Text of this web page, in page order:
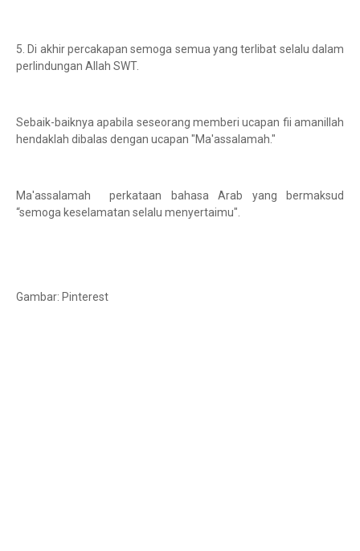
5. Di akhir percakapan semoga semua yang terlibat selalu dalam
perlindungan Allah SWT.
Sebaik-baiknya apabila seseorang memberi ucapan fii amanillah
hendaklah dibalas dengan ucapan "Ma'assalamah."
Ma'assalamah perkataan bahasa Arab yang bermaksud
“semoga keselamatan selalu menyertaimu".
Gambar: Pinterest